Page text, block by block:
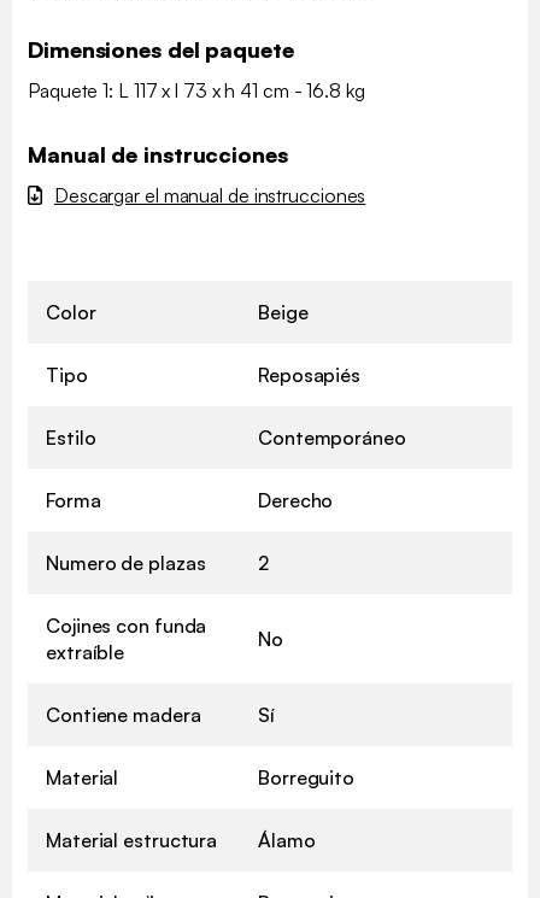
Dimensiones del paquete
Paquete 1: L 117 x l 73 x h 41 cm - 16.8 kg
Manual de instrucciones
Descargar el manual de instrucciones
Color Beige
Tipo Reposapiés
Estilo Contemporáneo
Forma Derecho
Numero de plazas 2
Cojines con funda
extraíble
No
Contiene madera Sí
Material Borreguito
Material estructura Álamo